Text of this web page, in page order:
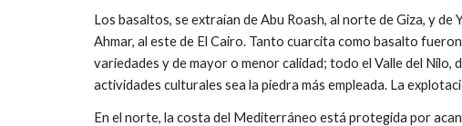
Los basaltos, se extraían de Abu Roash, al norte de Giza, y
Ahmar, al este de El Cairo. Tanto cuarcita como basalto
variedades y de mayor o menor calidad; todo el Valle del
actividades culturales sea la piedra más empleada. La
En el norte, la costa del Mediterráneo está protegida por